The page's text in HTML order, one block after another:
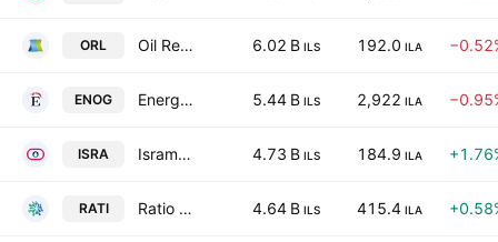
ORL Oil Refineries Ltd. 6.02 B ILS 192.0 ILA
ENOG Energean Plc 5.44 B ILS 2,922 ILA
ISRA Isramco Negev 2 Limited Partnership 4.73 B ILS 184.9 ILA
RATI Ratio Energies Limited Partnership 4.64 B ILS 415.4 ILA